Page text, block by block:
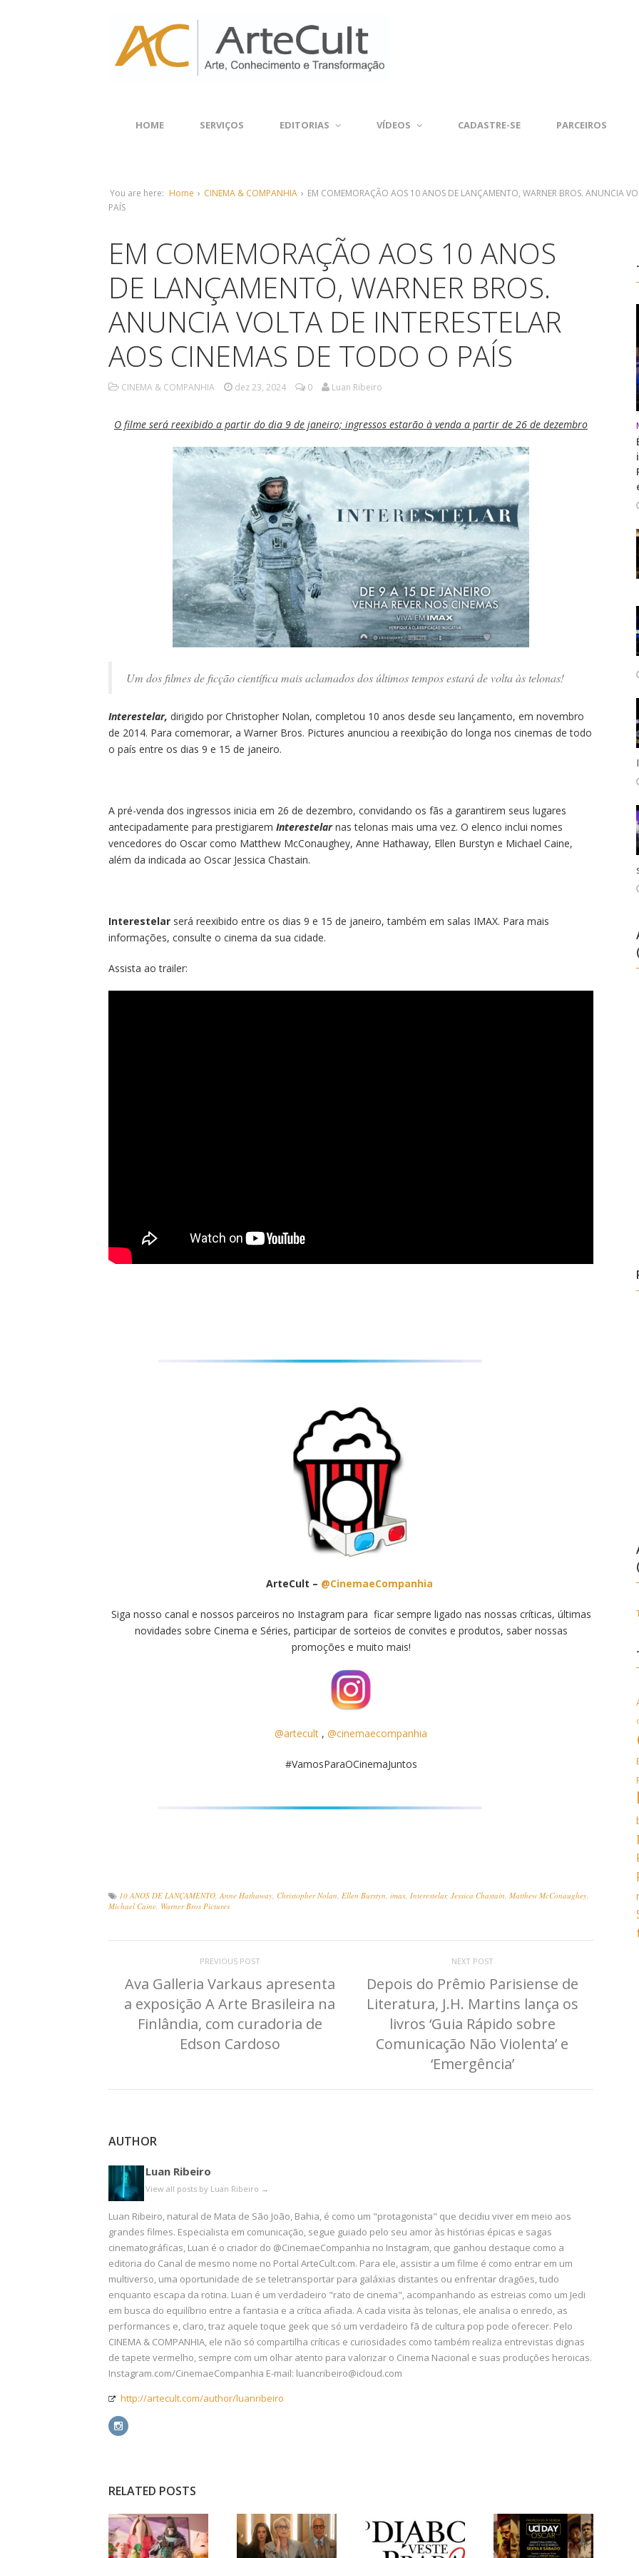
HOME SERVIÇOS EDITORIAS VÍDEOS CADASTRE-SE PARCEIROS
You are here: Home › CINEMA & COMPANHIA › EM COMEMORAÇÃO AOS 10 ANOS DE LANÇAMENTO, WARNER BROS. ANUNCIA
PAÍS
EM COMEMORAÇÃO AOS 10 ANOS
DE LANÇAMENTO, WARNER BROS.
ANUNCIA VOLTA DE INTERESTELAR
AOS CINEMAS DE TODO O PAÍS
CINEMA & COMPANHIA dez 23, 2024 0 Luan Ribeiro
O filme será reexibido a partir do dia 9 de janeiro; ingressos estarão à venda a partir de 26 de dezembro
Um dos filmes de ficção científica mais aclamados dos últimos tempos estará de volta às telonas!
Interestelar, dirigido por Christopher Nolan, completou 10 anos desde seu lançamento, em novembro
de 2014. Para comemorar, a Warner Bros. Pictures anunciou a reexibição do longa nos cinemas de todo
o país entre os dias 9 e 15 de janeiro.
A pré-venda dos ingressos inicia em 26 de dezembro, convidando os fãs a garantirem seus lugares
antecipadamente para prestigiarem Interestelarnas telonas mais uma vez. O elenco inclui nomes
vencedores do Oscar como Matthew McConaughey, Anne Hathaway, Ellen Burstyn e Michael Caine,
além da indicada ao Oscar Jessica Chastain.
Interestelar será reexibido entre os dias 9 e 15 de janeiro, também em salas IMAX. Para mais
informações, consulte o cinema da sua cidade.
Assista ao trailer:
ArteCult – @CinemaeCompanhia
Siga nosso canal e nossos parceiros no Instagram para ficar sempre ligado nas nossas críticas, últimas
novidades sobre Cinema e Séries, participar de sorteios de convites e produtos, saber nossas
promoções e muito mais!
@artecult , @cinemaecompanhia
#VamosParaOCinemaJuntos
10 ANOS DE LANÇAMENTO,Anne Hathaway, Christopher Nolan, Ellen Burstyn, imax, Interestelar, Jessica Chastain, Matthew McConaughey,
Michael Caine, Warner Bros Pictures
PREVIOUS POST
Ava Galleria Varkaus apresenta
a exposição A Arte Brasileira na
Finlândia, com curadoria de
Edson Cardoso
NEXT POST
Depois do Prêmio Parisiense de
Literatura, J.H. Martins lança os
livros ‘Guia Rápido sobre
Comunicação Não Violenta’ e
‘Emergência’
AUTHOR
Luan Ribeiro
View all posts by Luan Ribeiro →
Luan Ribeiro, natural de Mata de São João, Bahia, é como um "protagonista" que decidiu viver em meio aos
grandes filmes. Especialista em comunicação, segue guiado pelo seu amor às histórias épicas e sagas
cinematográficas, Luan é o criador do @CinemaeCompanhia no Instagram, que ganhou destaque como a
editoria do Canal de mesmo nome no Portal ArteCult.com. Para ele, assistir a um filme é como entrar em um
multiverso, uma oportunidade de se teletransportar para galáxias distantes ou enfrentar dragões, tudo
enquanto escapa da rotina. Luan é um verdadeiro "rato de cinema", acompanhando as estreias como um Jedi
em busca do equilíbrio entre a fantasia e a crítica afiada. A cada visita às telonas, ele analisa o enredo, as
performances e, claro, traz aquele toque geek que só um verdadeiro fã de cultura pop pode oferecer. Pelo
CINEMA & COMPANHIA, ele não só compartilha críticas e curiosidades como também realiza entrevistas dignas
de tapete vermelho, sempre com um olhar atento para valorizar o Cinema Nacional e suas produções heroicas.
Instagram.com/CinemaeCompanhia E-mail: luancribeiro@icloud.com
http://artecult.com/author/luanribeiro
RELATED POSTS